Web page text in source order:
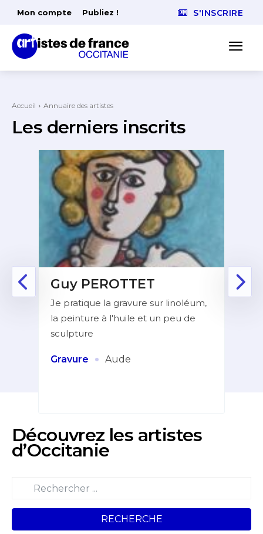
Mon compte Publiez ! S'INSCRIRE
Accueil Annuaire des artistes
Les derniers inscrits
Guy PEROTTET
Je pratique la gravure sur linoléum,
la peinture à l'huile et un peu de
sculpture
Gravure · Aude
Découvrez les artistes
d’Occitanie
RECHERCHE